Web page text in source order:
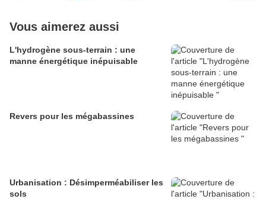
Vous aimerez aussi
L'hydrogène sous-terrain : une
manne énergétique inépuisable
Revers pour les mégabassines
Urbanisation : Désimperméabiliser les
sols